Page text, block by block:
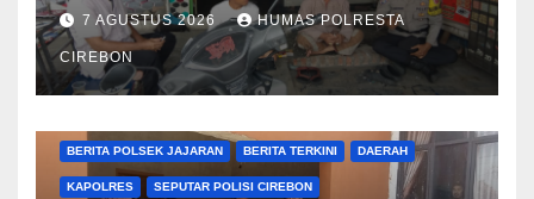
Bhabinkamtibmas Desa
Cikalahang Laksanakan
Sambang Desa
7 AGUSTUS 2026 HUMAS POLRESTA
CIREBON
BERITA POLSEK JAJARAN BERITA TERKINI DAERAH
KAPOLRES SEPUTAR POLISI CIREBON